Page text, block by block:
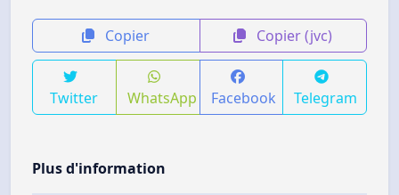
Copier Copier (jvc)
Twitter WhatsApp Facebook Telegram
Plus d'information